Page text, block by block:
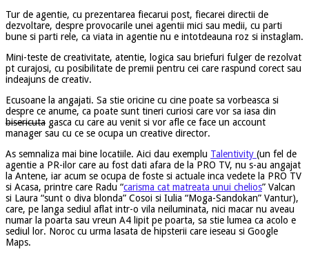
Tur de agentie, cu prezentarea fiecarui post, fiecarei directii de
dezvoltare, despre provocarile unei agentii mici sau medii, cu parti
bune si parti rele, ca viata in agentie nu e intotdeauna roz si instaglam.
Mini-teste de creativitate, atentie, logica sau briefuri fulger de rezolvat
pt curajosi, cu posibilitate de premii pentru cei care raspund corect sau
indeajuns de creativ.
Ecusoane la angajati. Sa stie oricine cu cine poate sa vorbeasca si
despre ce anume, ca poate sunt tineri curiosi care vor sa iasa din
bisericuta gasca cu care au venit si vor afle ce face un account
manager sau cu ce se ocupa un creative director.
As semnaliza mai bine locatiile. Aici dau exemplu Talentivity (un fel de
agentie a PR-ilor care au fost dati afara de la PRO TV, nu s-au angajat
la Antene, iar acum se ocupa de foste si actuale inca vedete la PRO TV
si Acasa, printre care Radu “carisma cat matreata unui chelios” Valcan
si Laura “sunt o diva blonda” Cosoi si Iulia “Moga-Sandokan” Vantur),
care, pe langa sediul aflat intr-o vila neiluminata, nici macar nu aveau
numar la poarta sau vreun A4 lipit pe poarta, sa stie lumea ca acolo e
sediul lor. Noroc cu urma lasata de hipsterii care ieseau si Google
Maps.